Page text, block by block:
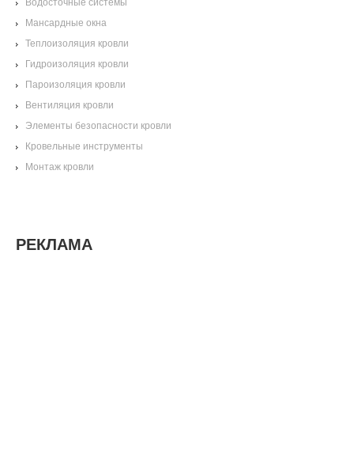
Мансардные окна
Теплоизоляция кровли
Гидроизоляция кровли
Пароизоляция кровли
Вентиляция кровли
Элементы безопасности кровли
Кровельные инструменты
Монтаж кровли
РЕКЛАМА